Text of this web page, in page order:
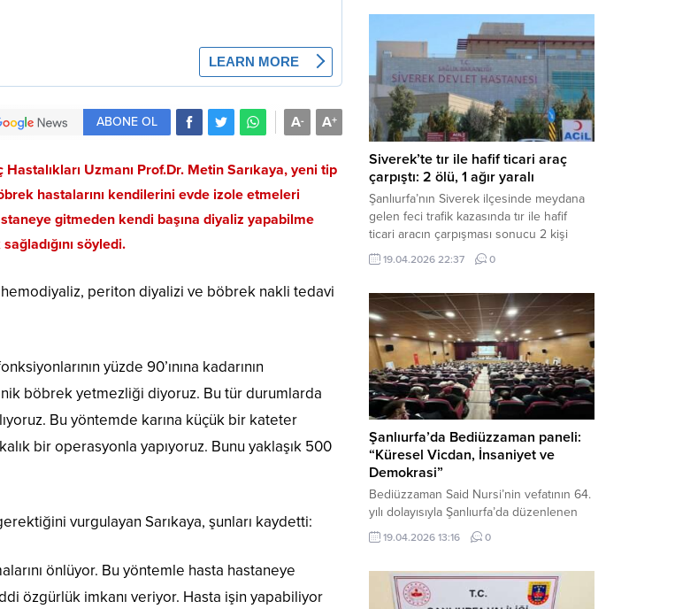
A+
A-
ABONE OL
Uzmanı Prof.Dr. Metin Sarıkaya, yeni tip
hastalarını kendilerini evde izole etmeleri
gitmeden kendi başına diyaliz yapabilme
söyledi.
periton diyalizi ve böbrek nakli tedavi
yüzde 90’ınına kadarının
böbrek yetmezliği diyoruz. Bu tür durumlarda
Bu yöntemde karına küçük bir kateter
bir operasyonla yapıyoruz. Bunu yaklaşık 500
vurgulayan Sarıkaya, şunları kaydetti:
önlüyor. Bu yöntemle hasta hastaneye
özgürlük imkanı veriyor. Hasta işin yapabiliyor
teslim edildi. Haber Merkezi – Şanlıurfa
Valiliği İl Basın ve Halkla İlişkiler
Müdürlüğü tarafından yapılan açıklamaya
göre; İl...
Siverek’te tır ile hafif ticari araç
çarpıştı: 2 ölü, 1 ağır yaralı
Şanlıurfa’nın Siverek ilçesinde meydana
gelen feci trafik kazasında tır ile hafif
ticari aracın çarpışması sonucu 2 kişi
yaşamını yitirdi, 1 kişi ise ağır yaralandı.
Haber Merkezi – Siverek-Adıyaman kara
çarpışması sonucu meydana gelen
kazada can pazarı yaşandı. Kafa Kafaya
Çarpıştılar Edinilen bilgilere göre,
Hüseyin Çelik (29)...
19.04.2026 22:37 0
Şanlıurfa’da Bediüzzaman paneli:
“Küresel Vicdan, İnsaniyet ve
Demokrasi”
Bediüzzaman Said Nursi’nin vefatının 64.
yılı dolayısıyla Şanlıurfa’da düzenlenen
panelde, günümüzün manevi ve
toplumsal sorunlarına Risale-i Nur
Necmettin Cevheri Kültür Merkezi’nde
gerçekleştirilen “Küresel Vicdan,
19.04.2026 13:16 0